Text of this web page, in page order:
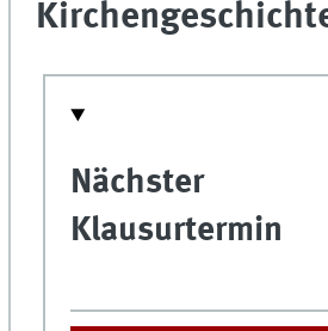
Nächster
Klausurtermin